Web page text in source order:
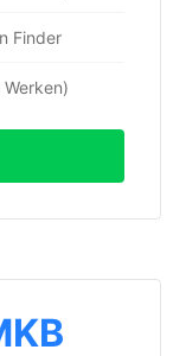
Finder